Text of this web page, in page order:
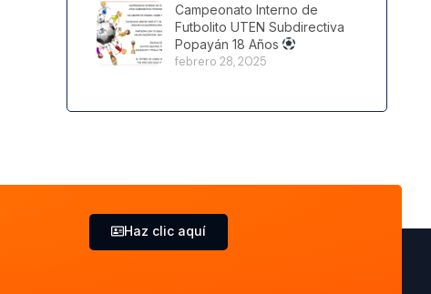
Campeonato Interno de
Futbolito UTEN Subdirectiva
Popayán 18 Años
febrero 28, 2025
Haz clic aquí